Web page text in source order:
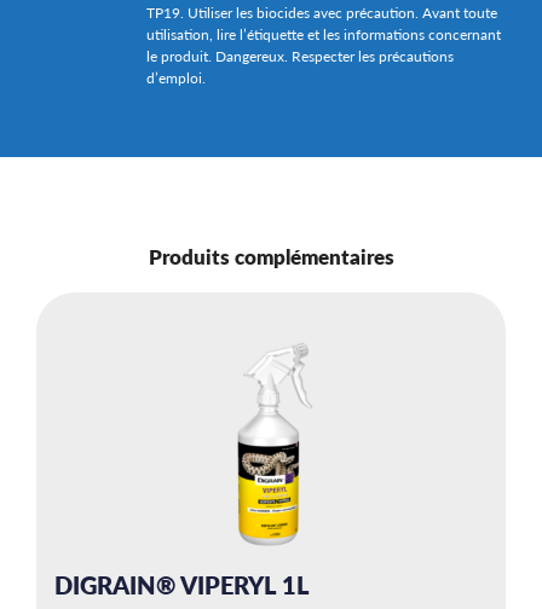
TP19. Utiliser les biocides avec précaution. Avant toute
utilisation, lire l’étiquette et les informations concernant
le produit. Dangereux. Respecter les précautions
d’emploi.
Produits complémentaires
DIGRAIN® VIPERYL 1L